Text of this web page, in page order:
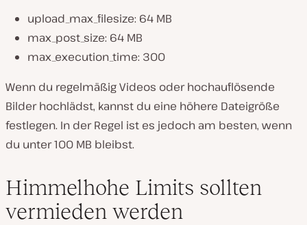
upload_max_filesize: 64 MB
max_post_size: 64 MB
max_execution_time: 300
Wenn du regelmäßig Videos oder hochauflösende
Bilder hochlädst, kannst du eine höhere Dateigröße
festlegen. In der Regel ist es jedoch am besten, wenn
du unter 100 MB bleibst.
Himmelhohe Limits sollten
vermieden werden